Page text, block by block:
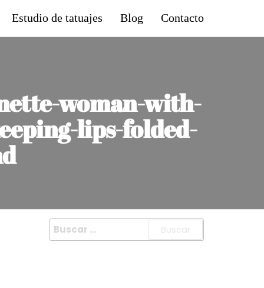
Estudio de tatuajes Blog Contacto
woman-with-
lips-folded-